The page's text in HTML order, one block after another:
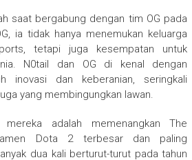
saat bergabung dengan tim OG pada
ia tidak hanya menemukan keluarga
tetapi juga kesempatan untuk
N0tail dan OG di kenal dengan
inovasi dan keberanian, seringkali
yang membingungkan lawan.
mereka adalah memenangkan The
Dota 2 terbesar dan paling
dua kali berturut-turut pada tahun